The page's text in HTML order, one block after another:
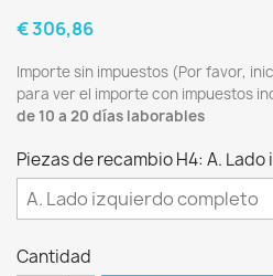
€ 306,86
Importe sin impuestos (Por favor,
para ver el importe con impuestos
de 10 a 20 días laborables
Piezas de recambio H4: A.
Cantidad